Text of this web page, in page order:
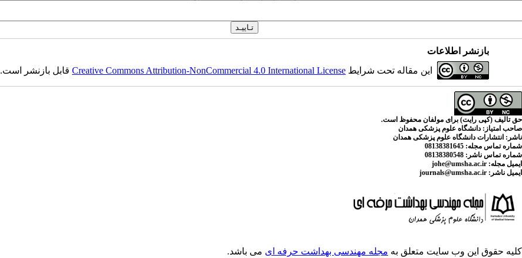
بازنشر اطلاعات
این مقاله تحت شرایط Creative Commons Attribution-NonCommercial 4.0 International Licenseقابل بازنشر است.
حق تالیف (کپی رایت) برای مولفان محفوظ است.
صاحب امتیاز: دانشگاه علوم پزشکی همدان
ناشر: انتشارات دانشگاه علوم پزشکی همدان
شماره تماس مجله: 08138381645
شماره تماس ناشر:
ایمیل مجله:
ایمیل ناشر:
کلیه حقوق این وب سایت متعلق به مجله مهندسی بهداشت حرفه ای می باشد.